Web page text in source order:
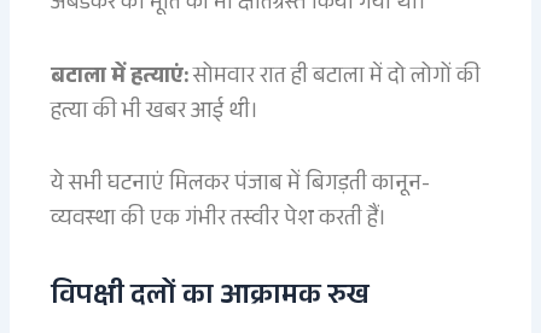
बटाला में हत्याएं:सोमवार रात ही बटाला में दो लोगों की
हत्या की भी खबर आई थी।
ये सभी घटनाएं मिलकर पंजाब में बिगड़ती कानून-
व्यवस्था की एक गंभीर तस्वीर पेश करती हैं।
विपक्षी दलों का आक्रामक रुख